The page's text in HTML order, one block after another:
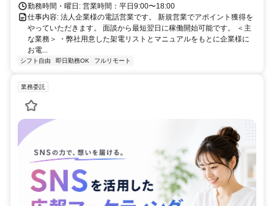
勤務時間・曜日: 営業時間：平日9:00〜18:00
仕事内容: 法人企業様の電話営業です。 新規営業でアポイント獲得を
やっていただきます。 面談から最短翌日に稼働開始可能です。 ＜主
な業務＞ ・弊社用意した架電リストとマニュアルをもとに企業様に
お電...
シフト自由 即日勤務OK フルリモート
業務委託